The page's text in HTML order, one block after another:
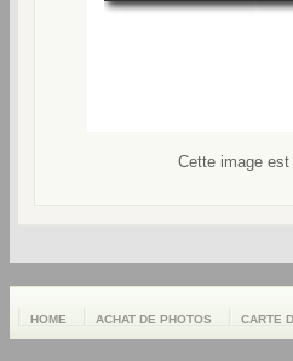
Cette image
HOME ACHAT DE PHOTOS CARTE